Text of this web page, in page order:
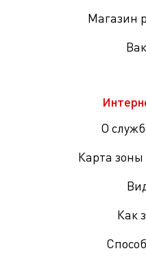
Магазин
О
Карта
Как